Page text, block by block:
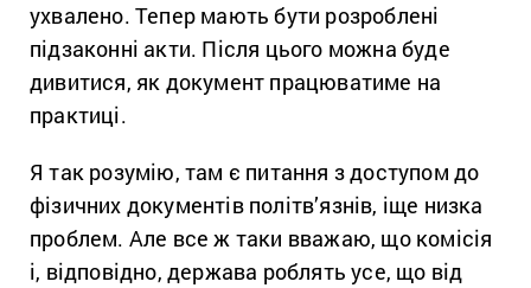
ухвалено. Тепер мають бути розроблені
підзаконні акти. Після цього можна буде
дивитися, як документ працюватиме на
практиці.
Я так розумію, там є питання з доступом до
фізичних документів політв’язнів, іще низка
проблем. Але все ж таки вважаю, що комісія
і, відповідно, держава роблять усе, що від